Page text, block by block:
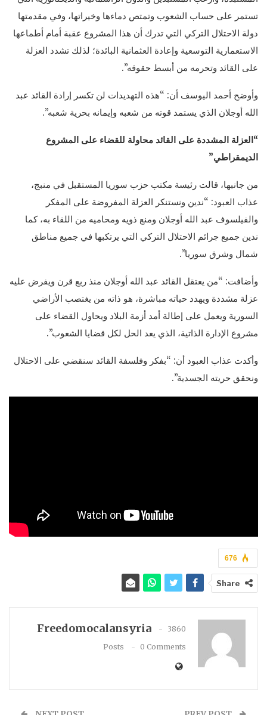
تستمر على حساب الشعوب وتمتص دماءها وخيراتها، وفي مقدمتها
دولة الاحتلال التركي التي تدرك أن هذا المشروع عقبة أمام أطماعها
الاستعمارية التوسعية وإعادة العثمانية البائدة؛ لذلك تشدد العزلة
على القائد وتحرمه من أبسط حقوقه”.
وأوضح أحمد اليوسف أن: “هذه التهديدات لن تكسر إرادة القائد عبد
الله أوجلان الذي يستمد قوته من شعبه وإيمانه بحرية شعبه”.
“العزلة المشددة على القائد محاولة للقضاء على المشروع
الديمقراطي”
من جانبها، قالت رئيسة مكتب حزب سوريا المستقبل في منبج،
عذاب العبود: “ندين ونستنكر العزلة المفروضة على المفكر
والفيلسوف عبد الله أوجلان ومنع ذويه ومحاميه من اللقاء به، كما
ندين جميع جرائم الاحتلال التركي التي يرتكبها في جميع مناطق
شمال وشرق سوريا”.
وأضافت: “من يعتقل القائد عبد الله أوجلان منذ ربع قرن ويفرض عليه
عزلة مشددة ويهدد حياته مباشرة، هو ذاته من يغتصب الأراضي
السورية ويعمل على إطالة أمد أزمة البلاد ويحاول القضاء على
مشروع الإدارة الذاتية، الذي يعد الحل لكل قضايا الشعوب”.
وأكدت عذاب العبود أن: “بفكر وفلسفة القائد سنقضي على الاحتلال
ونحقق حريته الجسدية”.
676
Share
Freedomocalansyria
3860
Posts
0 Comments